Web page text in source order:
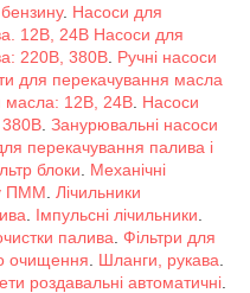
. Насоси для
12В, 24В Насоси для
220В, 380В Ручні насоси
для перекачування масла
масла: 12В, 24В Насоси
380В Занурювальні насоси
перекачування палива і
блоки
Механічні
ПММ
Лічильники
Імпульсні лічильники
палива Фільтри для
очищення Шланги, рукава
роздавальні автоматичні